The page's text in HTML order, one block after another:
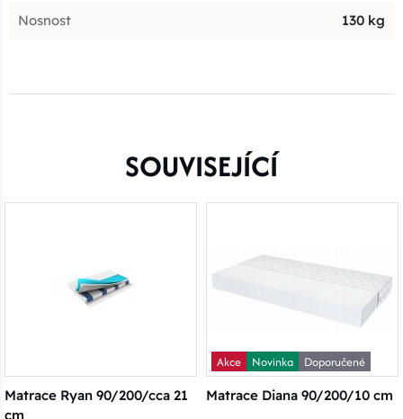
Nosnost 130 kg
SOUVISEJÍCÍ
Matrace Ryan 90/200/cca 21
cm
Akce Novinka
Doporučené
Matrace Diana 90/200/10 cm